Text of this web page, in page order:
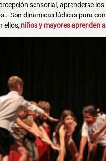
sensorial, aprenderse
Son dinámicas lúdicas para
ellos, niños y mayores aprenden